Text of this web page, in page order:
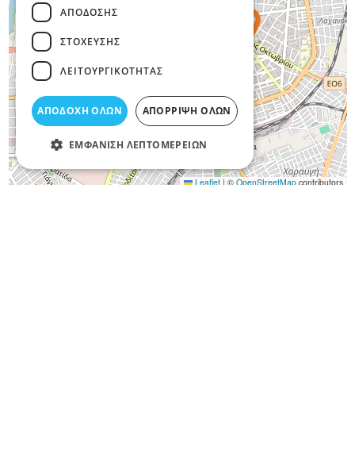
Leaflet | © OpenStreetMapcontributors
ΑΠΌΔΟΣΗΣ
ΣΤΌΧΕΥΣΗΣ
ΛΕΙΤΟΥΡΓΙΚΌΤΗΤΑΣ
ΑΠΟΔΟΧΉ ΌΛΩΝ ΑΠΌΡΡΙΨΗ ΌΛΩΝ
ΕΜΦΆΝΙΣΗ ΛΕΠΤΟΜΕΡΕΙΏΝ